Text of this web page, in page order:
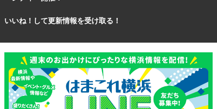
いいね！して更新情報を受け取る！